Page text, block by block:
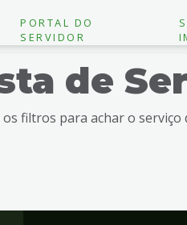
PORTAL DO
SERVIDOR
de
os filtros para achar o serviço